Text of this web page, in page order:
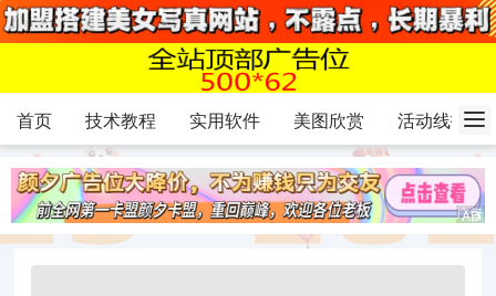
首页 技术教程 实用软件 美图欣赏 活动线报